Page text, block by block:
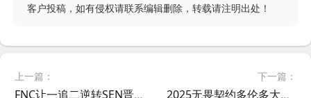
客户投稿，如有侵权请联系编辑删除，转载请注明出处！
上一篇：
FNC让一追二逆转SEN晋级 VCT多伦多大师赛败者组半决赛
下一篇：
2025无畏契约多伦多大师赛观赛热度TOP5：PRX三度登榜引爆流量